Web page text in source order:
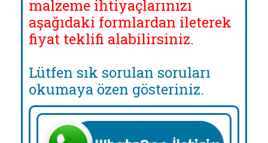
malzeme ihtiyaçlarınızı
aşağıdaki formlardan ileterek
fiyat teklifi alabilirsiniz.
Lütfen sık sorulan soruları
okumaya özen gösteriniz.